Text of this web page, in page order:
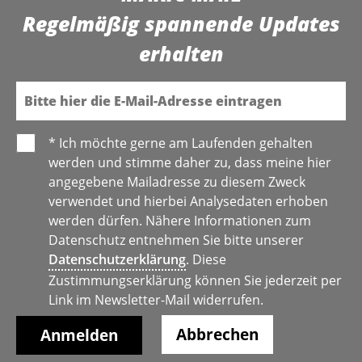
Regelmäßig spannende Updates
erhalten
E-Mail
* Ich möchte gerne am Laufenden gehalten
werden und stimme daher zu, dass meine hier
angegebene Mailadresse zu diesem Zweck
verwendet und hierbei Analysedaten erhoben
werden dürfen. Nähere Informationen zum
Datenschutz entnehmen Sie bitte unserer
Datenschutzerklärung. Diese
Zustimmungserklärung können Sie jederzeit per
Link im Newsletter-Mail widerrufen.
Abbrechen